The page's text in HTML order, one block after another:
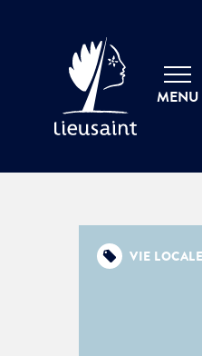
MENU
VIE LOCALE